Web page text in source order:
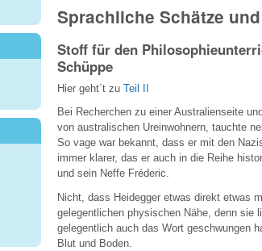
Sprachliche Schätze
Stoff für den
Schüppe
Hier geht´t zu Teil II
Bei Recherchen zu einer Australienseite
von australischen Ureinwohnern, tauchte
So vage war bekannt, dass er mit den
immer klarer, das er auch in die Reihe
und sein Neffe Fréderic.
Nicht, dass Heidegger etwas direkt etwas
gelegentlichen physischen Nähe, denn sie
gelegentlich auch das Wort geschwungen
Blut und Boden.